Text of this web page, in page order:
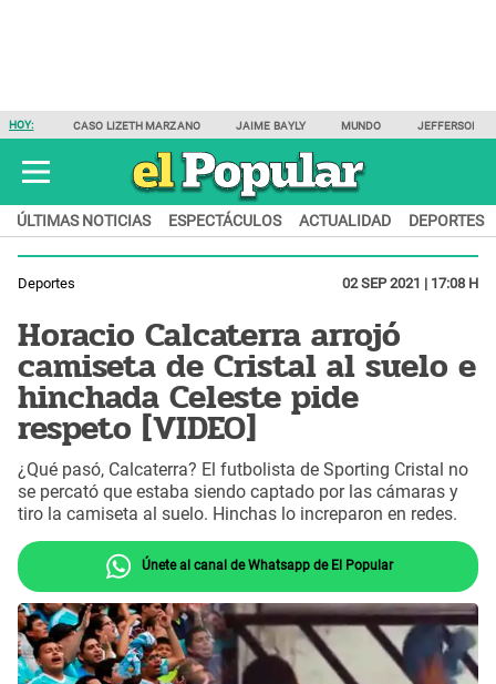
HOY: CASO LIZETH MARZANO JAIME BAYLY MUNDO JEFFERSON
ÚLTIMAS NOTICIAS ESPECTÁCULOS ACTUALIDAD DEPORTES
Deportes 02 SEP 2021 | 17:08 H
Horacio Calcaterra arrojó
camiseta de Cristal al suelo e
hinchada Celeste pide
respeto [VIDEO]
¿Qué pasó, Calcaterra? El futbolista de Sporting Cristal no
se percató que estaba siendo captado por las cámaras y
tiro la camiseta al suelo. Hinchas lo increparon en redes.
Únete al canal de Whatsapp de El Popular